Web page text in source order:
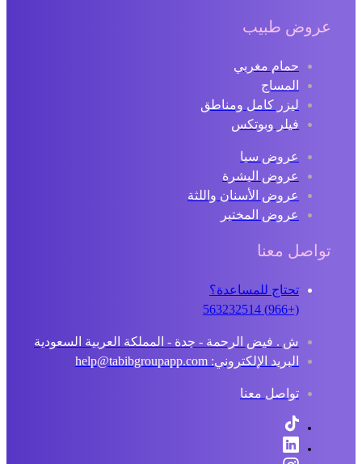
عروض طبيب
حمام مغربي
المساج
ليزر كامل ومناطق
فيلر وبوتكس
عروض سبا
عروض البشرة
عروض الأسنان واللثة
عروض المختبر
تواصل معنا
تحتاج للمساعدة؟
ش . فيض الرحمة - جدة - المملكة العربية السعودية
البريد الإلكتروني: help@tabibgroupapp.com
تواصل معنا